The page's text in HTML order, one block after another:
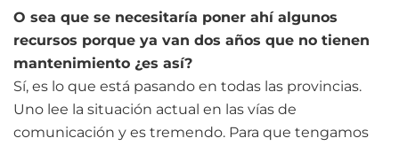
O sea que se necesitaría poner ahí algunos
recursos porque ya van dos años que no tienen
mantenimiento ¿es así?
Sí, es lo que está pasando en todas las provincias.
Uno lee la situación actual en las vías de
comunicación y es tremendo. Para que tengamos